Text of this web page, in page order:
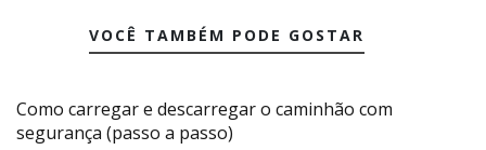
VOCÊ TAMBÉM PODE GOSTAR
Como carregar e descarregar o caminhão com
segurança (passo a passo)